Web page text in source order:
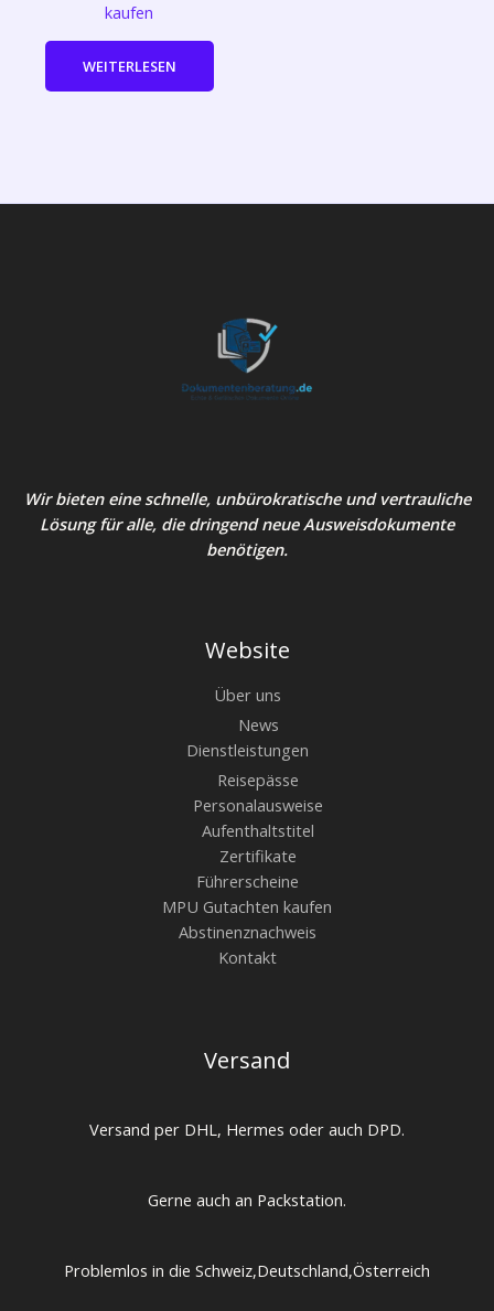
kaufen
WEITERLESEN
Wir bieten eine schnelle, unbürokratische und vertrauliche
Lösung für alle, die dringend neue Ausweisdokumente
benötigen.
Website
Über uns
News
Dienstleistungen
Reisepässe
Personalausweise
Aufenthaltstitel
Zertifikate
Führerscheine
MPU Gutachten kaufen
Abstinenznachweis
Kontakt
Versand
Versand per DHL, Hermes oder auch DPD.
Gerne auch an Packstation.
Problemlos in die Schweiz,Deutschland,Österreich